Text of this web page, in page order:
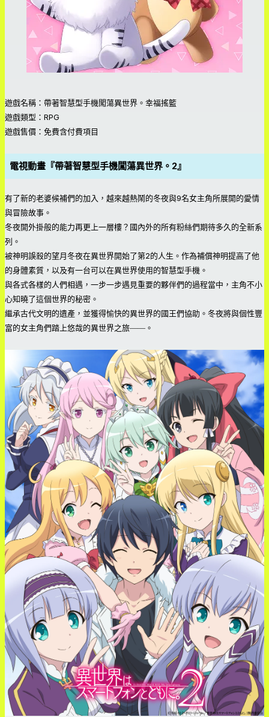
遊戲名稱：帶著智慧型手機闖蕩異世界。幸福搖籃
遊戲類型：RPG
遊戲售價：免費含付費項目
電視動畫『帶著智慧型手機闖蕩異世界。2』
有了新的老婆候補們的加入，越來越熱鬧的冬夜與9名女主角所展開的愛情
與冒險故事。
冬夜開外掛般的能力再更上一層樓？國內外的所有粉絲們期待多久的全新系
列。
被神明誤殺的望月冬夜在異世界開始了第2的人生。作為補償神明提高了他
的身體素質，以及有一台可以在異世界使用的智慧型手機。
與各式各樣的人們相遇，一步一步遇見重要的夥伴們的過程當中，主角不小
心知曉了這個世界的秘密。
繼承古代文明的遺產，並獲得愉快的異世界的國王們協助。冬夜將與個性豐
富的女主角們踏上悠哉的異世界之旅――。